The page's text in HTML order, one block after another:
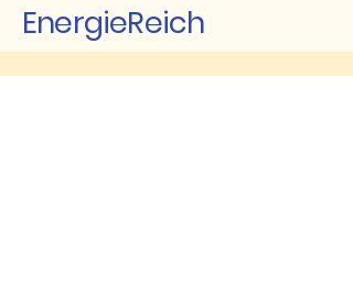
EnergieReich